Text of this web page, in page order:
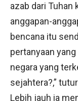
azab dari Tuhan
anggapan-
bencana itu
pertanyaan
negara yang
sejahtera?,”
Lebih jauh ia